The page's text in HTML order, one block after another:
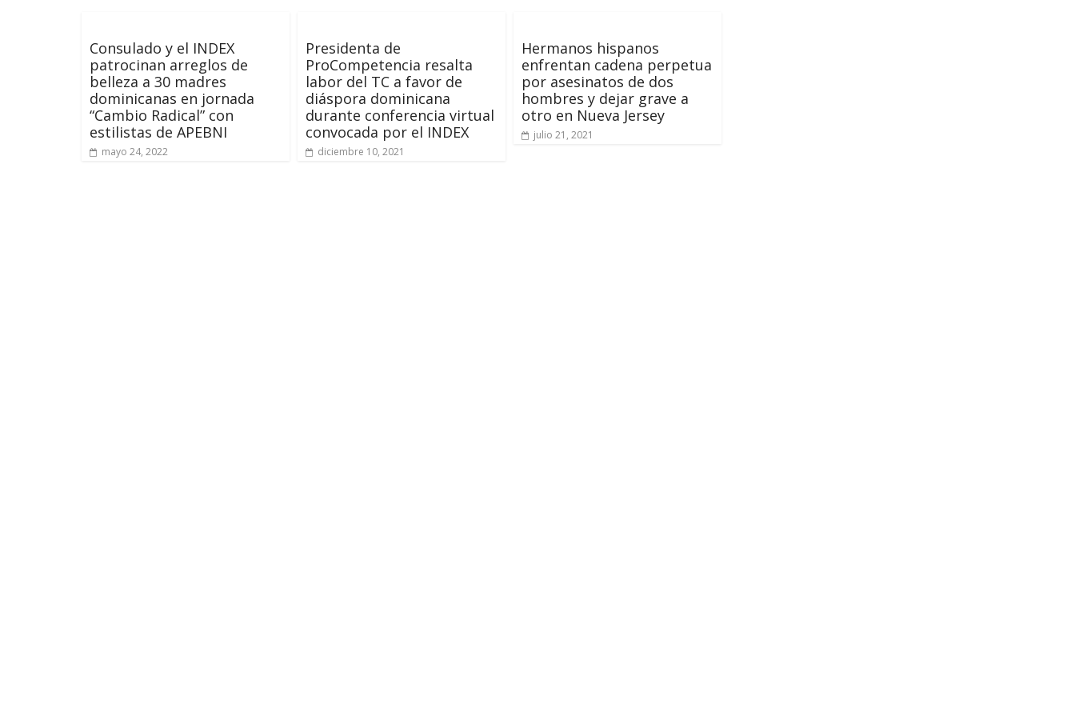
Consulado y el INDEX
patrocinan arreglos de
belleza a 30 madres
dominicanas en jornada
“Cambio Radical” con
estilistas de APEBNI
mayo 24, 2022
Presidenta de
ProCompetencia resalta
labor del TC a favor de
diáspora dominicana
durante conferencia virtual
convocada por el INDEX
diciembre 10, 2021
Hermanos hispanos
enfrentan cadena perpetua
por asesinatos de dos
hombres y dejar grave a
otro en Nueva Jersey
julio 21, 2021